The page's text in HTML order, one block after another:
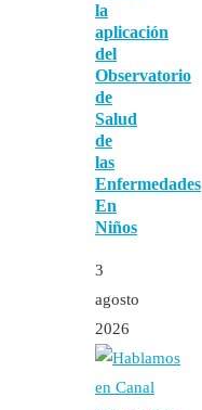
la
aplicación
del
Observatorio
de
Salud
de
las
Enfermedades
En
Niños
3
agosto
2026